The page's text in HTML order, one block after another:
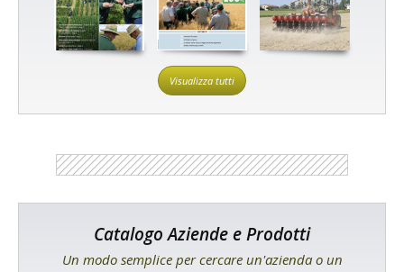
Visualizza tutti
Catalogo Aziende e Prodotti
Un modo semplice per cercare un'azienda o un